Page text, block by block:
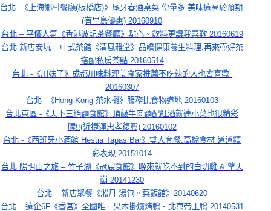
台北 -《上海鄉村餐廳(板橋店)》尾牙春酒桌菜.份量多 美味遠高於預期
(有早鳥優惠) 20160910
台北 – 平價人氣《香港波記茶餐廳》點心、飲料更讓我喜歡 20160619
台北 新店安坑 – 中式茶館《清風雅堂》品嚐健康養生料理,再來壺好茶
搭配私房茶點 20160514
台北 -《川妹子》成都川味料理美食家推薦不吃辣的人也會喜歡
20160307
台北 -《Hong Kong 茶水攤》服務比食物道地 20160103
台北東區 -《天下三絕麵食館》頂級牛肉麵配紅酒就連小菜也很精彩
喔!!(近捷運忠孝復興) 20160102
台北 -《西班牙小酒館 Hestia Tapas Bar》雙人套餐.高檔食材 道道精
彩表現 20151014
台北 陽明山之旅 – 竹子湖《冠宸食館》晚來就吃不到的白切雞 & 擎天
崗 20141230
台北 – 新店聚餐《淞月 湯包。菜飯館》20140620
台北 – 遠企6F《香宮》全國唯一果木掛爐烤鴨‧北京帝王鴨 20140531